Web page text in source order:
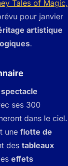
Tales of Magic,
pour janvier
artistique
.
spectacle
ses 300
dans le ciel.
une flotte de
des tableaux
effets